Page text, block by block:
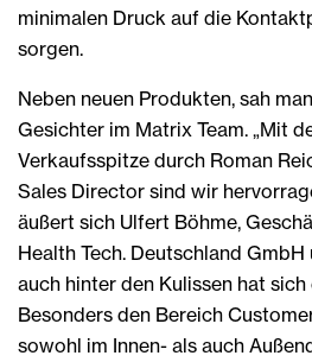
minimalen Druck auf die
sorgen.
Neben neuen Produkten, sah
Gesichter im Matrix Team. „Mit
Verkaufsspitze durch Roman
Sales Director sind wir
äußert sich Ulfert Böhme,
Health Tech. Deutschland
auch hinter den Kulissen hat
Besonders den Bereich
sowohl im Innen- als auch